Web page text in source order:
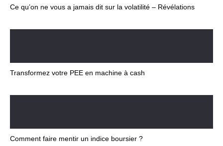
Ce qu’on ne vous a jamais dit sur la volatilité – Révélations
Transformez votre PEE en machine à cash
Comment faire mentir un indice boursier ?